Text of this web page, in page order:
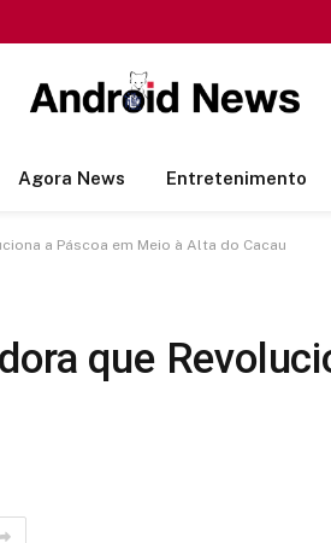
Agora News Entretenimento
a Páscoa em Meio à Alta do Cacau
que